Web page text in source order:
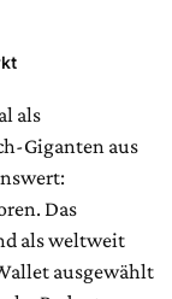
als
Giganten aus
Das
als weltweit
ausgewählt